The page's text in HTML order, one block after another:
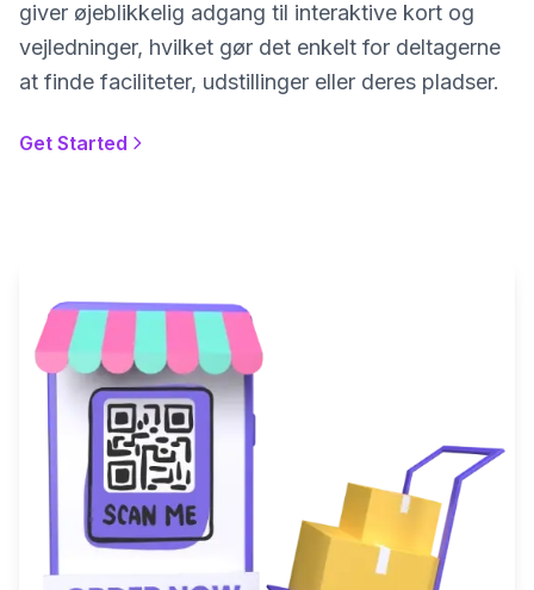
giver øjeblikkelig adgang til interaktive kort og
vejledninger, hvilket gør det enkelt for deltagerne
at finde faciliteter, udstillinger eller deres pladser.
Get Started